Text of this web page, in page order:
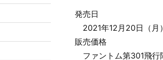
発売日
2021年12月20日（月）
販売価格
ファントム第301飛行